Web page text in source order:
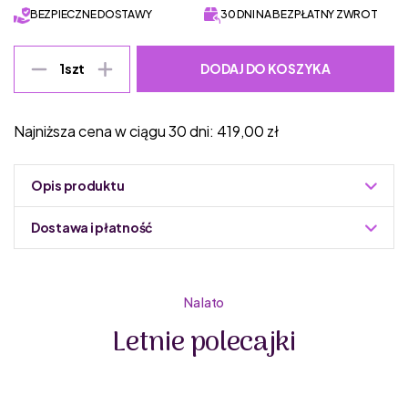
BEZPIECZNE DOSTAWY 30 DNI NA BEZPŁATNY ZWROT
1szt DODAJ DO KOSZYKA
Najniższa cena w ciągu 30 dni: 419,00 zł
Opis produktu
Dostawa i płatność
Na lato
Letnie polecajki